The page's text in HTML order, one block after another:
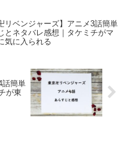
リベンジャーズ】アニメ3話簡単
とネタバレ感想｜タケミチがマ
気に入られる
話簡単
が東